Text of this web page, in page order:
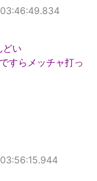
どい
すらメッチャ打っ